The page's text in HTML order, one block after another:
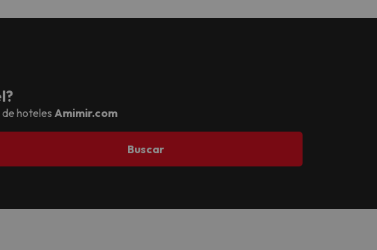
hoteles Amimir.com
Buscar